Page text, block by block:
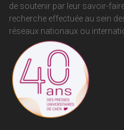
de soutenir par leur savoir-
recherche effectuée au sein
réseaux nationaux ou